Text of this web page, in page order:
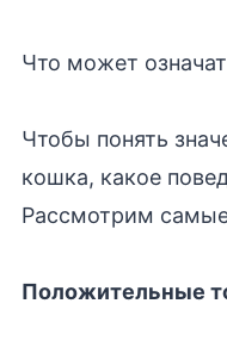
Что может
Чтобы понять
кошка, какое
Рассмотрим
Положительные